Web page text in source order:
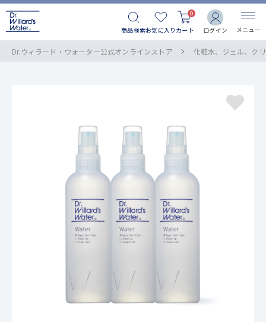
商品検索お気に入り カート
0
ログイン メニュー
Dr.ウィラード・ウォーター公式オンラインストア 化粧水、ジェル、ク